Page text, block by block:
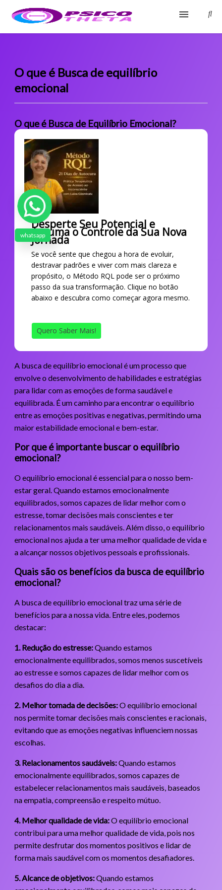
Blog
Glossário
Fale Conosco
O que é Busca de equilíbrio
emocional
O que é Busca de Equilíbrio Emocional?
Desperte Seu Potencial e
Assuma o Controle da Sua Nova
Jornada
Se você sente que chegou a hora de evoluir,
destravar padrões e viver com mais clareza e
propósito, o Método RQL pode ser o próximo
passo da sua transformação. Clique no botão
abaixo e descubra como começar agora mesmo.
Quero Saber Mais!
A busca de equilíbrio emocional é um processo que
envolve o desenvolvimento de habilidades e estratégias
para lidar com as emoções de forma saudável e
equilibrada. É um caminho para encontrar o equilíbrio
entre as emoções positivas e negativas, permitindo uma
maior estabilidade emocional e bem-estar.
Por que é importante buscar o equilíbrio
emocional?
O equilíbrio emocional é essencial para o nosso bem-
estar geral. Quando estamos emocionalmente
equilibrados, somos capazes de lidar melhor com o
estresse, tomar decisões mais conscientes e ter
relacionamentos mais saudáveis. Além disso, o equilíbrio
emocional nos ajuda a ter uma melhor qualidade de vida e
a alcançar nossos objetivos pessoais e profissionais.
Quais são os benefícios da busca de equilíbrio
emocional?
A busca de equilíbrio emocional traz uma série de
benefícios para a nossa vida. Entre eles, podemos
destacar:
1. Redução do estresse:Quando estamos
emocionalmente equilibrados, somos menos suscetíveis
ao estresse e somos capazes de lidar melhor com os
desafios do dia a dia.
2. Melhor tomada de decisões:O equilíbrio emocional
nos permite tomar decisões mais conscientes e racionais,
evitando que as emoções negativas influenciem nossas
escolhas.
3. Relacionamentos saudáveis:Quando estamos
emocionalmente equilibrados, somos capazes de
estabelecer relacionamentos mais saudáveis, baseados
na empatia, compreensão e respeito mútuo.
4. Melhor qualidade de vida:O equilíbrio emocional
contribui para uma melhor qualidade de vida, pois nos
permite desfrutar dos momentos positivos e lidar de
forma mais saudável com os momentos desafiadores.
5. Alcance de objetivos:Quando estamos
whatsapp